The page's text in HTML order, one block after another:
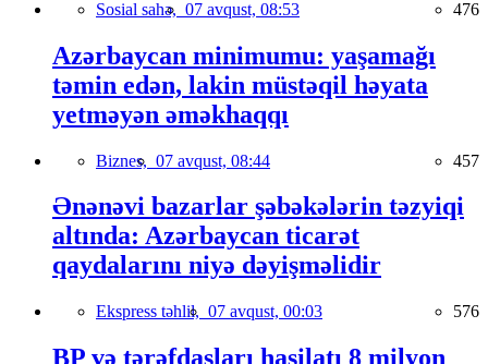
Sosial sahə, 07 avqust, 08:53 476
Azərbaycan minimumu: yaşamağı
təmin edən, lakin müstəqil həyata
yetməyən əməkhaqqı
Biznes, 07 avqust, 08:44 457
Ənənəvi bazarlar şəbəkələrin təzyiqi
altında: Azərbaycan ticarət
qaydalarını niyə dəyişməlidir
Ekspress təhlil, 07 avqust, 00:03 576
BP və tərəfdaşları hasilatı 8 milyon